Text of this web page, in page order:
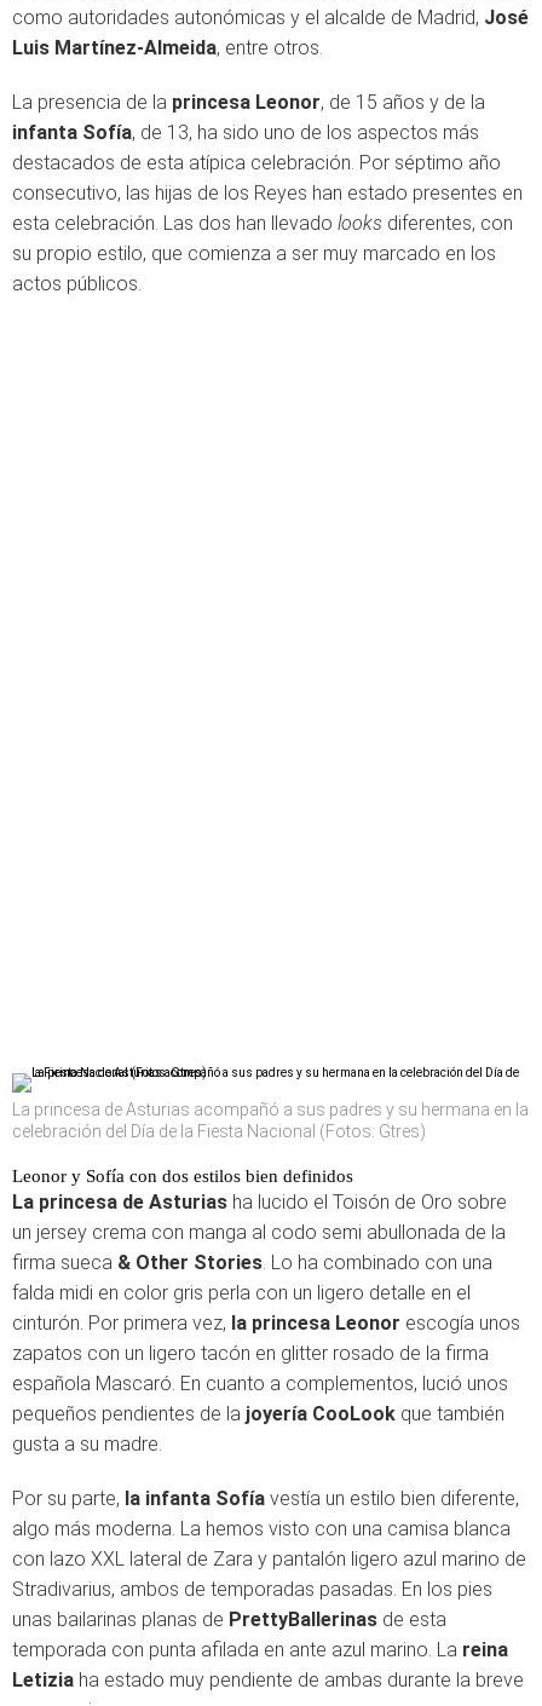
como autoridades autonómicas y el alcalde de Madrid, José
Luis Martínez-Almeida, entre otros.
La presencia de la princesa Leonor, de 15 años y de la
infanta Sofía, de 13, ha sido uno de los aspectos más
destacados de esta atípica celebración. Por séptimo año
consecutivo, las hijas de los Reyes han estado presentes en
esta celebración. Las dos han llevado looks diferentes, con
su propio estilo, que comienza a ser muy marcado en los
actos públicos.
La princesa de Asturias acompañó a sus padres y su hermana en la
celebración del Día de la Fiesta Nacional (Fotos: Gtres)
Leonor y Sofía con dos estilos bien definidos
La princesa de Asturias ha lucido el Toisón de Oro sobre
un jersey crema con manga al codo semi abullonada de la
firma sueca & Other Stories. Lo ha combinado con una
falda midi en color gris perla con un ligero detalle en el
cinturón. Por primera vez, la princesa Leonor escogía unos
zapatos con un ligero tacón en glitter rosado de la firma
española Mascaró. En cuanto a complementos, lució unos
pequeños pendientes de la joyería CooLook que también
gusta a su madre.
Por su parte, la infanta Sofía vestía un estilo bien diferente,
algo más moderna. La hemos visto con una camisa blanca
con lazo XXL lateral de Zara y pantalón ligero azul marino de
Stradivarius, ambos de temporadas pasadas. En los pies
unas bailarinas planas de PrettyBallerinas de esta
temporada con punta afilada en ante azul marino. La reina
Letizia ha estado muy pendiente de ambas durante la breve